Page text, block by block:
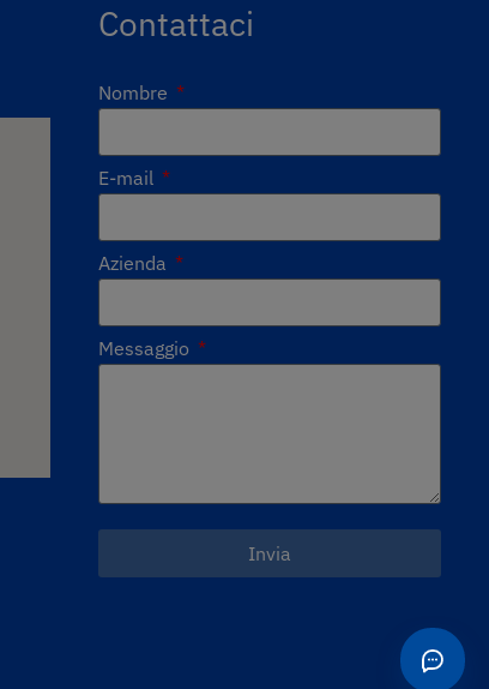
Contattaci
Nombre
E-mail
Azienda
Messaggio
Invia